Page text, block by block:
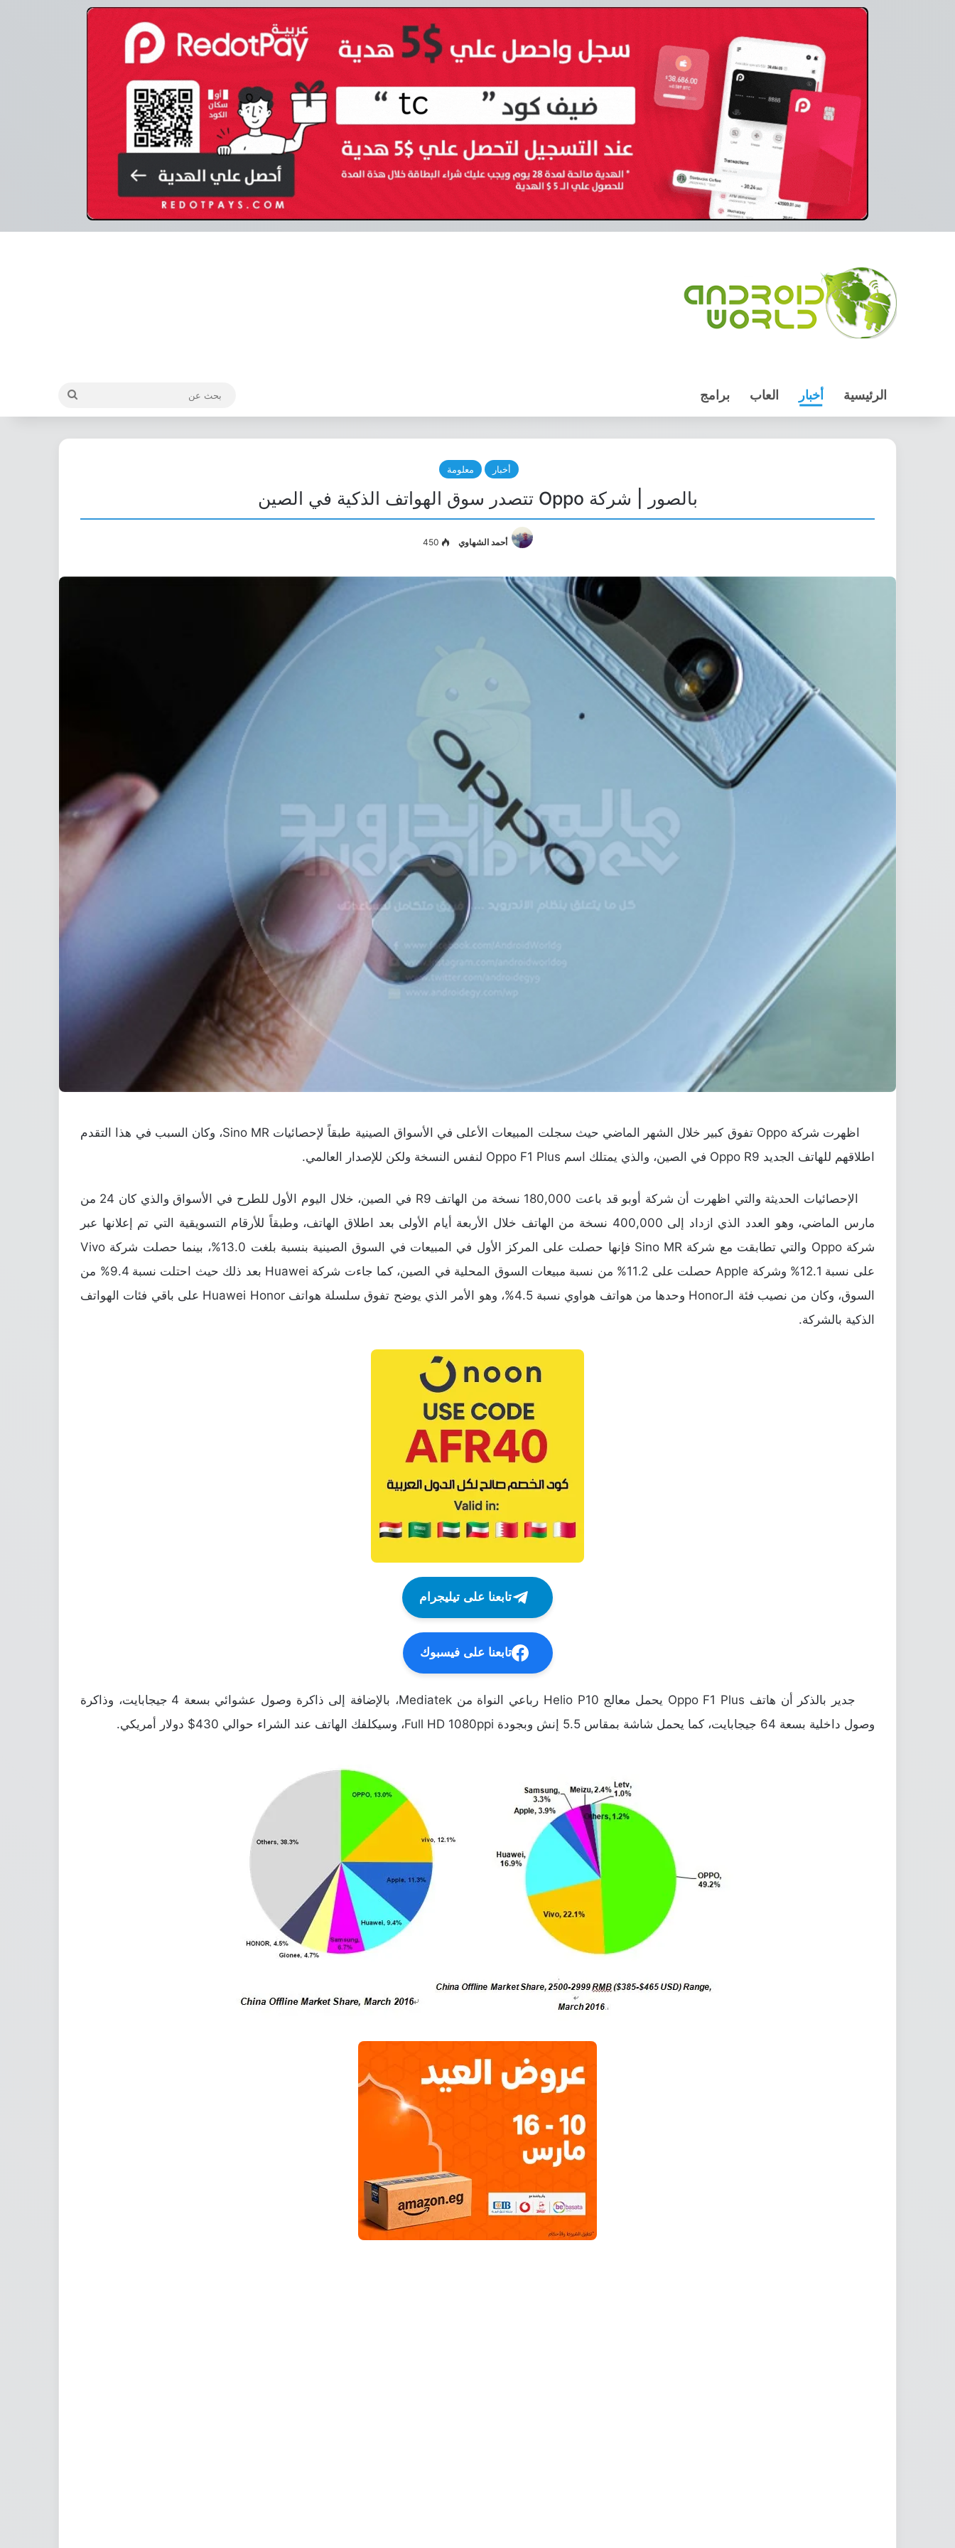
الرئيسية أخبار العاب برامج
بحث
عن
أخبار معلومة
بالصور | شركة Oppo تتصدر سوق الهواتف الذكية في الصين
أحمد الشهاوي 450
اظهرت شركة Oppo تفوق كبير خلال الشهر الماضي حيث سجلت المبيعات الأعلى في الأسواق الصينية طبقاً لإحصائيات Sino MR، وكان السبب في هذا التقدم
اطلاقهم للهاتف الجديد Oppo R9 في الصين، والذي يمتلك اسم Oppo F1 Plus لنفس النسخة ولكن للإصدار العالمي.
الإحصائيات الحديثة والتي اظهرت أن شركة أوبو قد باعت 180,000 نسخة من الهاتف R9 في الصين، خلال اليوم الأول للطرح في الأسواق والذي كان 24 من
مارس الماضي، وهو العدد الذي ازداد إلى 400,000 نسخة من الهاتف خلال الأربعة أيام الأولى بعد اطلاق الهاتف، وطبقاً للأرقام التسويقية التي تم إعلانها عبر
شركة Oppo والتي تطابقت مع شركة Sino MR فإنها حصلت على المركز الأول في المبيعات في السوق الصينية بنسبة بلغت 13.0%، بينما حصلت شركة Vivo
على نسبة 12.1% وشركة Apple حصلت على 11.2% من نسبة مبيعات السوق المحلية في الصين، كما جاءت شركة Huawei بعد ذلك حيث احتلت نسبة 9.4% من
السوق، وكان من نصيب فئة الـHonor وحدها من هواتف هواوي نسبة 4.5%، وهو الأمر الذي يوضح تفوق سلسلة هواتف Huawei Honor على باقي فئات الهواتف
الذكية بالشركة.
تابعنا على تيليجرام
تابعنا على فيسبوك
جدير بالذكر أن هاتف Oppo F1 Plus يحمل معالج Helio P10 رباعي النواة من Mediatek، بالإضافة إلى ذاكرة وصول عشوائي بسعة 4 جيجابايت، وذاكرة
وصول داخلية بسعة 64 جيجابايت، كما يحمل شاشة بمقاس 5.5 إنش وبجودة Full HD 1080ppi، وسيكلفك الهاتف عند الشراء حوالي 430$ دولار أمريكي.